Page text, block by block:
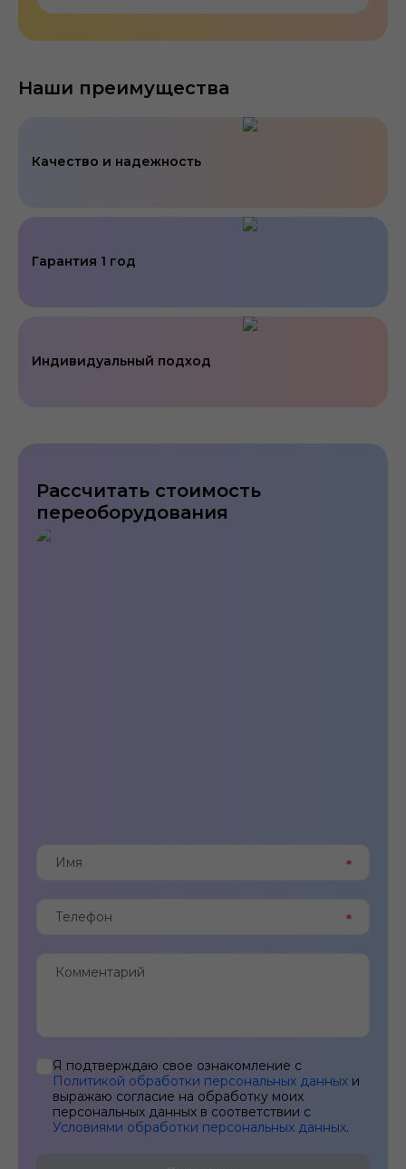
Наши преимущества
Качество и надежность
Гарантия 1 год
Индивидуальный подход
Рассчитать стоимость
переоборудования
Я подтверждаю свое ознакомление с
Политикой обработки персональных данных и
выражаю согласие на обработку моих
персональных данных в соответствии с
Условиями обработки персональных данных.